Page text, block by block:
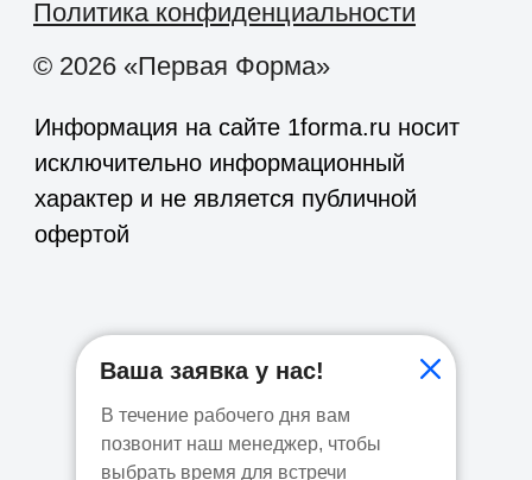
В течение рабочего дня вам
позвонит наш менеджер, чтобы
выбрать время для встречи
Ваша заявка у нас!